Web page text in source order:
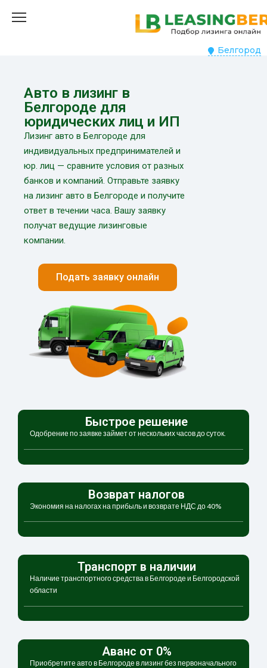
Белгород
Авто в лизинг в
Белгороде для
юридических лиц и ИП
Лизинг авто в Белгороде для
индивидуальных предпринимателей и
юр. лиц — сравните условия от разных
банков и компаний. Отправьте заявку
на лизинг авто в Белгороде и получите
ответ в течении часа. Вашу заявку
получат ведущие лизинговые
компании.
Подать заявку онлайн
Быстрое решение
Одобрение по заявке займет от нескольких часов до суток.
Возврат налогов
Экономия на налогах на прибыль и возврате НДС до 40%
Транспорт в наличии
Наличие транспортного средства в Белгороде и Белгородской
области
Аванс от 0%
Приобретите авто в Белгороде в лизинг без первоначального